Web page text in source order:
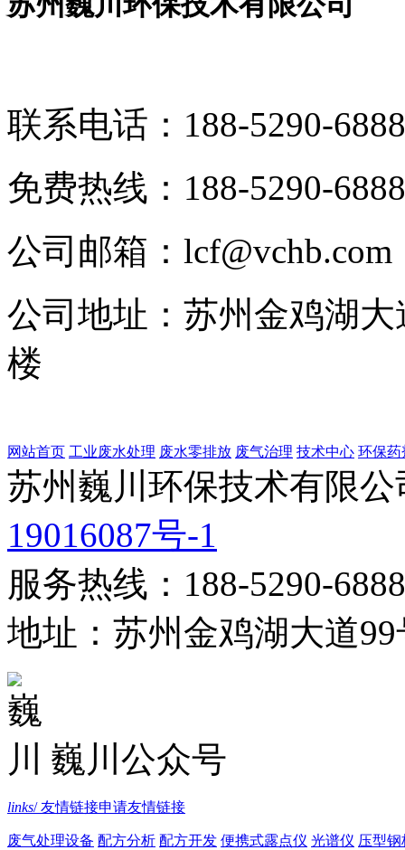
联系电话： 188-5290-6888
免费热线： 188-5290-6888
公司邮箱： lcf@vchb.com
公司地址： 苏州金鸡湖大
楼
网站首页 工业废水处理 废水零排放 废气治理 技术中心 环保药
苏州巍川环保技术有限
19016087号-1
服务热线：188-5290-
地址：苏州金鸡湖大道
巍川公众号
links/ 友情链接申请友情链接
废气处理设备 配方分析 配方开发 便携式露点仪 光谱仪 压型钢